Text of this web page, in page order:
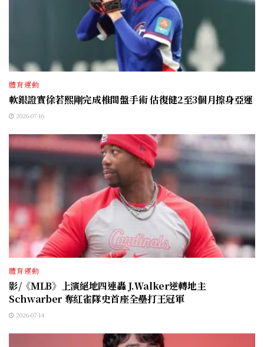
體育運動
軟銀證實徐若熙剛完成椎間盤手術 估復健2至3個月擦身亞運
2026-07-16
體育運動
影/《MLB》上演絕地四連轟 J.Ｗalker逆轉地主
Schwarber 奪紅雀隊史首座全壘打王冠軍
2026-07-14